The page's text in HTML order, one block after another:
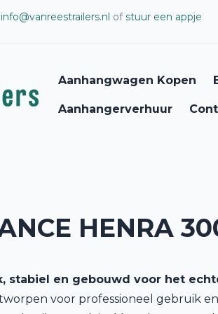
info@vanreestrailers.nl ofstuur een appje
Aanhangwagen Kopen
Aanhangerverhuur
HENRA
stabiel en gebouwd voor het
voor professioneel gebruik en